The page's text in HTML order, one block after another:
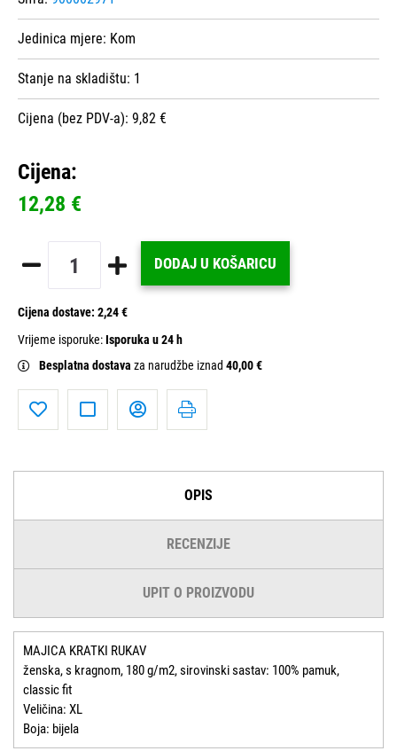
Jedinica mjere: Kom
Stanje na skladištu: 1
Cijena (bez PDV-a): 9,82 €
Cijena:
12,28 €
DODAJ U KOŠARICU
Cijena dostave: 2,24 €
Vrijeme isporuke:Isporuka u 24 h
Besplatna dostava za narudžbe iznad 40,00 €
OPIS
RECENZIJE
UPIT O PROIZVODU
MAJICA KRATKI RUKAV
ženska, s kragnom, 180 g/m2, sirovinski sastav: 100% pamuk,
classic fit
Veličina: XL
Boja: bijela